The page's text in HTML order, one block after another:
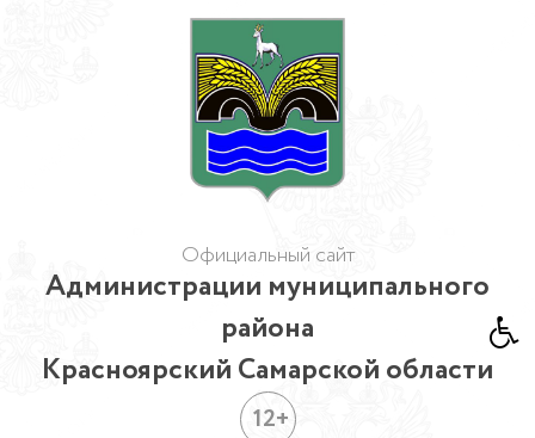
Официальный сайт
Администрации муниципального
района
Красноярский Самарской области
12+